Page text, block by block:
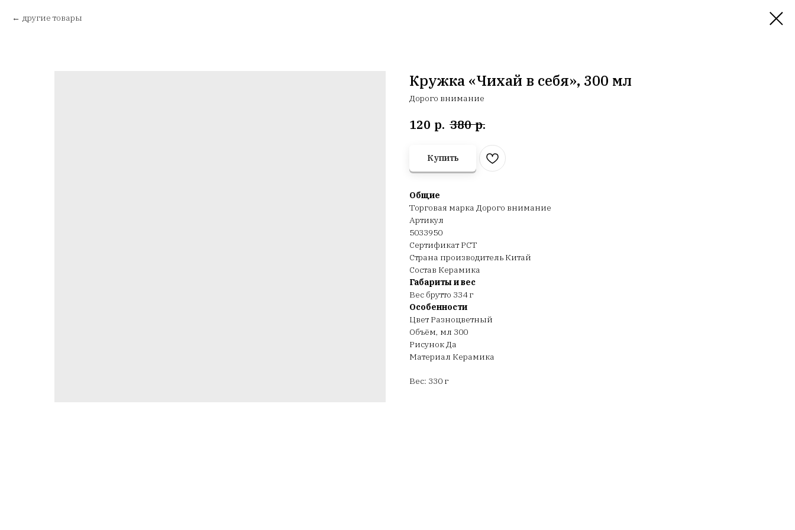
другие товары
Кружка «Чихай в себя», 300 мл
Дорого внимание
120 р. 380 р.
Купить
Общие
Торговая марка Дорого внимание
Артикул
5033950
Сертификат РСТ
Страна производитель Китай
Состав Керамика
Габариты и вес
Вес брутто 334 г
Особенности
Цвет Разноцветный
Объём, мл 300
Рисунок Да
Материал Керамика
Вес: 330 г